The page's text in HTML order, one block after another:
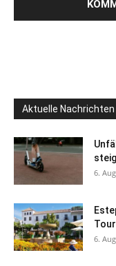
Aktuelle Nachrichten
6.
6.